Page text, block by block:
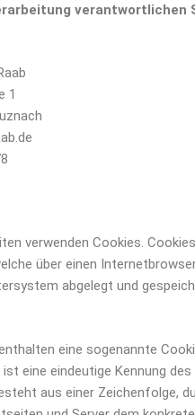
verantwortlichen
1
verwenden Cookies.
über einen
abgelegt und
eine sogenannte
ist eine eindeutige Kennung des
aus einer Zeichenfolge,